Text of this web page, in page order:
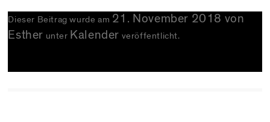
Dieser Beitrag wurde am 21. November 2018 von
Esther unter Kalender veröffentlicht.